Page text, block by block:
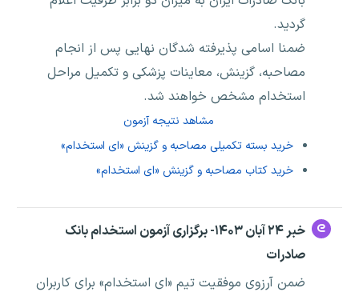
گردید.
ضمنا اسامی پذیرفته شدگان نهایی پس از انجام
مصاحبه، گزینش، معاینات پزشکی و تکمیل مراحل
استخدام مشخص خواهند شد.
مشاهد نتیجه آزمون
خرید بسته تکمیلی مصاحبه و گزینش «ای استخدام»
خرید کتاب مصاحبه و گزینش «ای استخدام»
خبر ۲۴ آبان ۱۴۰۳- برگزاری آزمون استخدام بانک
صادرات
ضمن آرزوی موفقیت تیم «ای استخدام» برای کاربران